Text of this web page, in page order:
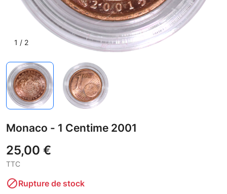
1 / 2
Monaco - 1 Centime 2001
25,00 €
TTC
Rupture de stock